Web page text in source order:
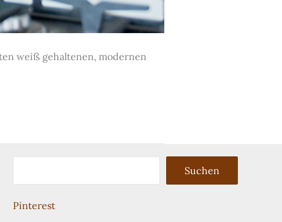
weiß gehaltenen, modernen
Suchen
Pinterest